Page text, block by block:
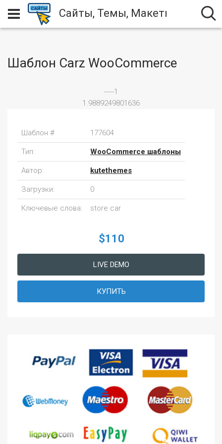
Сайты, Темы, Макеты
Шаблон Carz WooCommerce
-----1
1.9889249801636
Шаблон # 177604
Тип: WooCommerce шаблоны
Автор: kutethemes
Загрузки: 0
Ключевые слова: store car
$110
LIVE DEMO
КУПИТЬ